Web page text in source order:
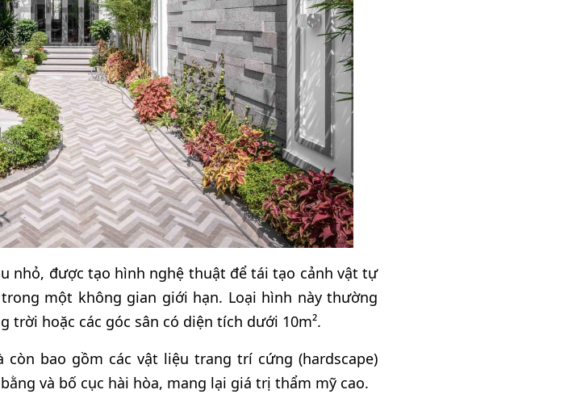
nhỏ, được tạo hình nghệ thuật để tái tạo cảnh vật tự
một không gian giới hạn. Loại hình này thường
trời hoặc các góc sân có diện tích dưới 10m².
bao gồm các vật liệu trang trí cứng (hardscape)
và bố cục hài hòa, mang lại giá trị thẩm mỹ cao.